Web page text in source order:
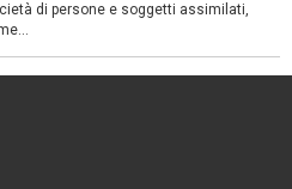
di persone e soggetti assimilati,